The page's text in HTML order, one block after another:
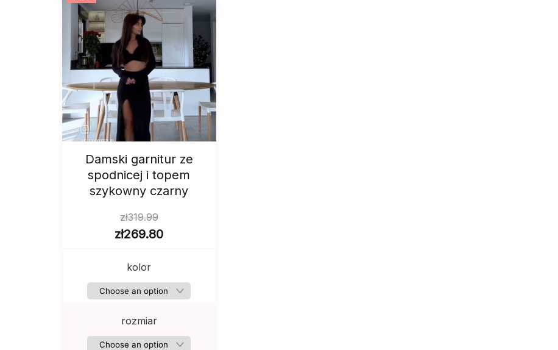
Damski garnitur ze
spodnicej i topem
szykowny czarny
zł319.99
zł269.80
kolor
rozmiar